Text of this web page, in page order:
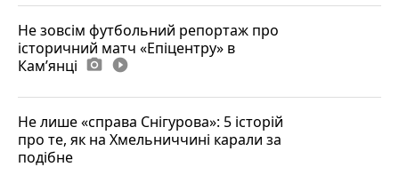
Не зовсім футбольний репортаж про
історичний матч «Епіцентру» в
Камʼянці photo_camera play_circle_filled
Не лише «справа Снігурова»: 5 історій
про те, як на Хмельниччині карали за
подібне